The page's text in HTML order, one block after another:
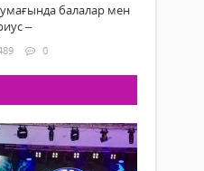
балалар мен
–
0